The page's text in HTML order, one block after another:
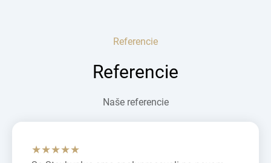
Referencie
Referencie
Naše referencie
★★★★★